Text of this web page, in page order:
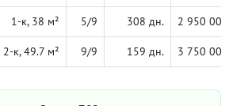
1-к, 38 м² 5/9 308 дн. 2 950 000
2-к, 49.7 м² 9/9 159 дн. 3 750 000